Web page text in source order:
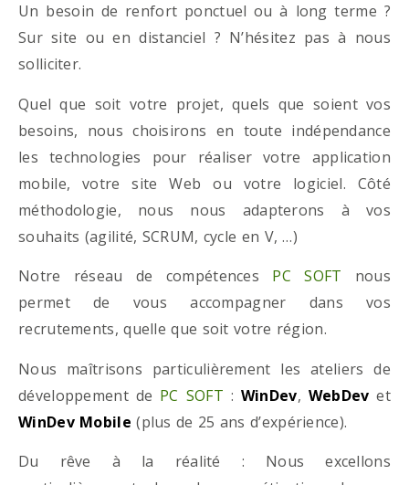
Un besoin de renfort ponctuel ou à long terme ?
Sur site ou en distanciel ? N’hésitez pas à nous
solliciter.
Quel que soit votre projet, quels que soient vos
besoins, nous choisirons en toute indépendance
les technologies pour réaliser votre application
mobile, votre site Web ou votre logiciel. Côté
méthodologie, nous nous adapterons à vos
souhaits (agilité, SCRUM, cycle en V, …)
Notre réseau de compétences PC SOFT nous
permet de vous accompagner dans vos
recrutements, quelle que soit votre région.
Nous maîtrisons particulièrement les ateliers de
développement de PC SOFT : WinDev, WebDev et
WinDev Mobile (plus de 25 ans d’expérience).
Du rêve à la réalité : Nous excellons